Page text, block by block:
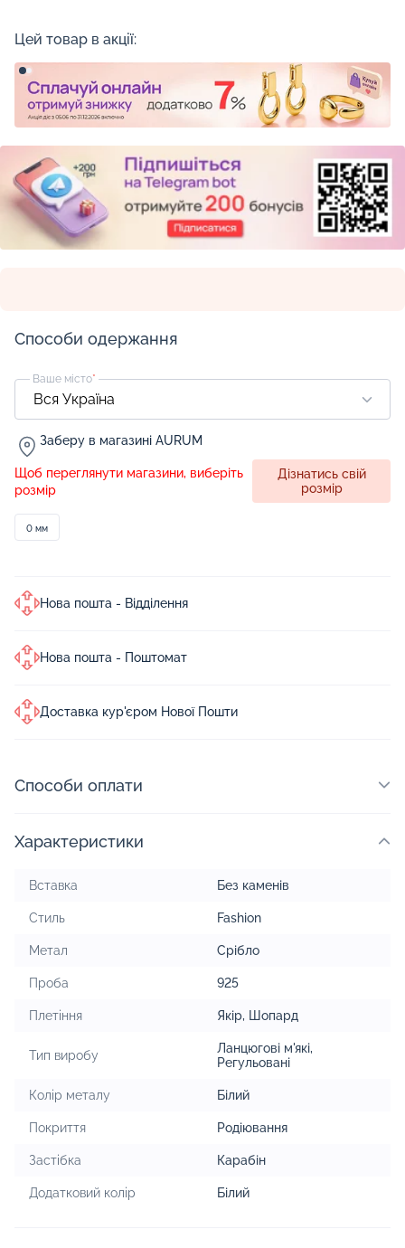
Цей товар в акції:
Способи одержання
Ваше місто*
Заберу в магазині AURUM
Щоб переглянути магазини, виберіть
розмір
Дізнатись свій
розмір
0 мм
Нова пошта - Відділення
Нова пошта - Поштомат
Доставка кур'єром Нової Пошти
Способи оплати
Характеристики
Вставка Без каменів
Стиль Fashion
Метал Срібло
Проба 925
Плетіння Якір, Шопард
Тип виробу Ланцюгові м'які,
Регульовані
Колір металу Білий
Покриття Родіювання
Застібка Карабін
Додатковий колір Білий